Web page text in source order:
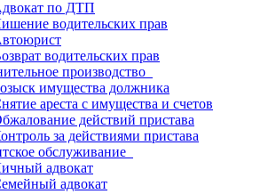
по ДТП
водительских прав
водительских прав
производство
имущества должника
ареста с имущества и счетов
действий пристава
за действиями пристава
обслуживание
адвокат
адвокат